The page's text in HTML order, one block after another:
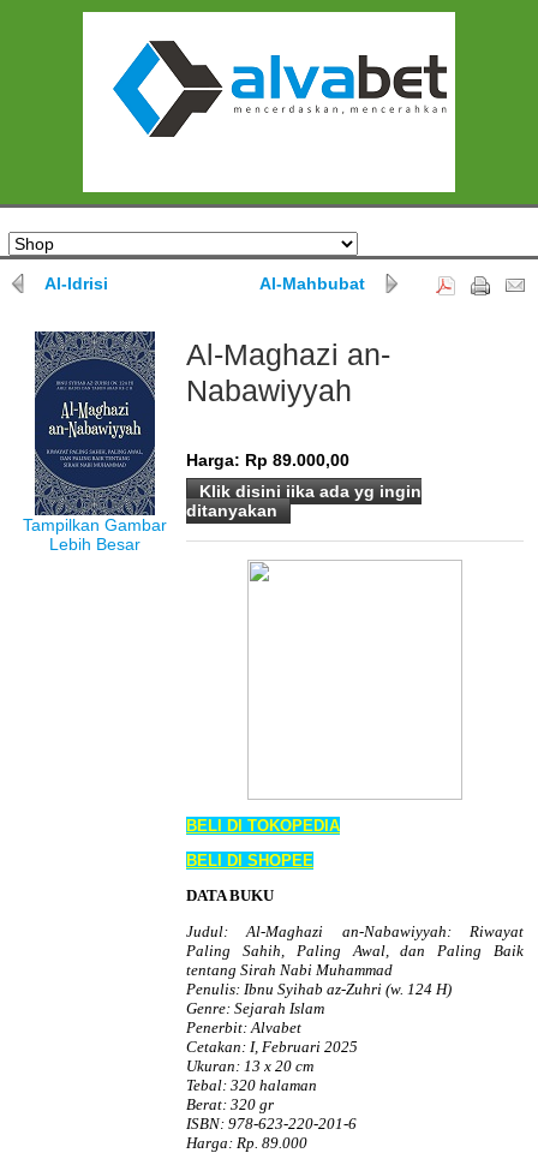
Al-Idrisi Al-Mahbubat
Tampilkan Gambar
Lebih Besar
Al-Maghazi an-
Nabawiyyah
Harga: Rp 89.000,00
Klik disini jika ada yg ingin
ditanyakan
BELI DI TOKOPEDIA
BELI DI SHOPEE
DATA BUKU
Judul: Al-Maghazi an-Nabawiyyah: Riwayat
Paling Sahih, Paling Awal, dan Paling Baik
tentang Sirah Nabi Muhammad
Penulis: Ibnu Syihab az-Zuhri (w. 124 H)
Genre: Sejarah Islam
Penerbit: Alvabet
Cetakan: I, Februari 2025
Ukuran: 13 x 20 cm
Tebal: 320 halaman
Berat: 320 gr
ISBN: 978-623-220-201-6
Harga: Rp. 89.000